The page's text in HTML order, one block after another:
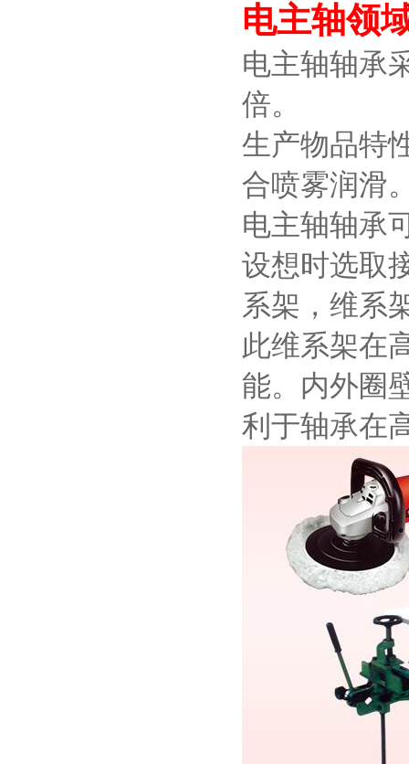
电主轴领
电主轴轴承
倍。
生产物品特
合喷雾润滑
电主轴轴承
设想时选取
系架，维系
此维系架在
能。内外圈
利于轴承在